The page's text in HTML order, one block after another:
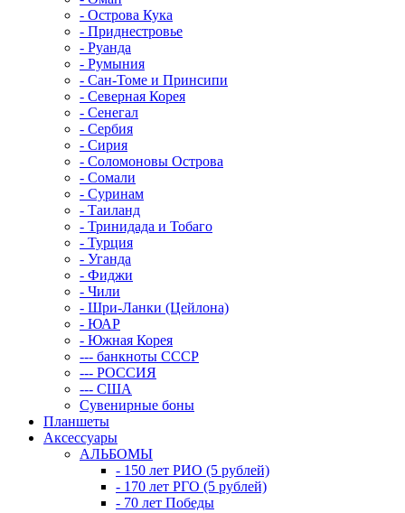
- Острова Кука
- Приднестровье
- Руанда
- Румыния
- Сан-Томе и Принсипи
- Северная Корея
- Сенегал
- Сербия
- Сирия
- Соломоновы Острова
- Сомали
- Суринам
- Таиланд
- Тринидада и Тобаго
- Турция
- Уганда
- Фиджи
- Чили
- Шри-Ланки (Цейлона)
- ЮАР
- Южная Корея
--- банкноты СССР
--- РОССИЯ
--- США
Сувенирные боны
Планшеты
Аксессуары
АЛЬБОМЫ
- 150 лет РИО (5 рублей)
- 170 лет РГО (5 рублей)
- 70 лет Победы